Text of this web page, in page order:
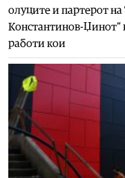
олуците и партерот
Константинов-Џинот“
работи кои